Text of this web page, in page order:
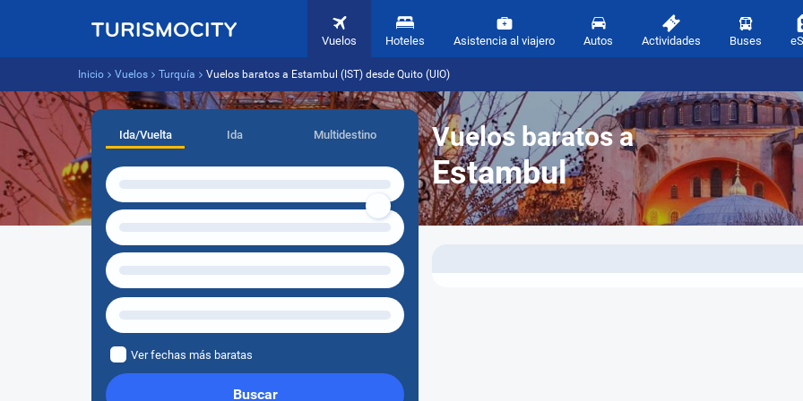
Vuelos Hoteles Asistencia al viajero Autos Actividades Buses
Inicio Vuelos Turquía Vuelos baratos a Estambul (IST) desde Quito (UIO)
Vuelos baratos a
Estambul
Ida/Vuelta Ida Multidestino
Ver fechas más baratas
Buscar